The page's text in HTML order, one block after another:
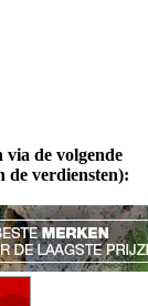
de volgende
de verdiensten):